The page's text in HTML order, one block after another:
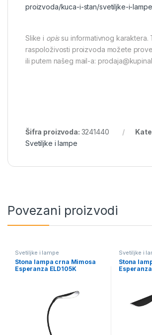
proizvoda/kuca-i-stan/svetiljke-i-
Slike i opissu informativnog karaktera.
raspoloživosti proizvoda možete
ili putem našeg mail-a:
Šifra proizvoda: 3241440
Svetiljke i lampe
Povezani proizvodi
Svetiljke i lampe
Stona lampa crna Mimosa
Esperanza ELD105K
Svetiljke i
Stona